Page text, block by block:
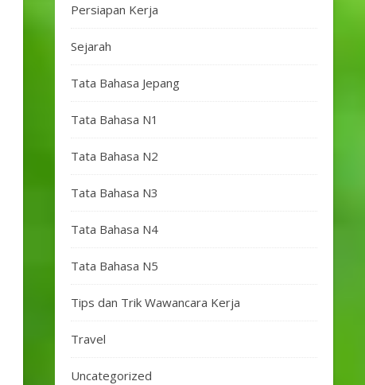
Persiapan Kerja
Sejarah
Tata Bahasa Jepang
Tata Bahasa N1
Tata Bahasa N2
Tata Bahasa N3
Tata Bahasa N4
Tata Bahasa N5
Tips dan Trik Wawancara Kerja
Travel
Uncategorized